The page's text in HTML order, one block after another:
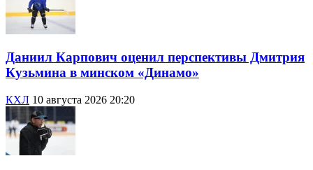
Даниил Карпович оценил перспективы Дмитрия
Кузьмина в минском «Динамо»
КХЛ 10 августа 2026 20:20